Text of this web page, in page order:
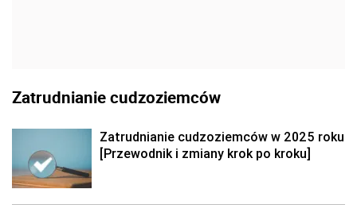
Zatrudnianie cudzoziemców
Zatrudnianie cudzoziemców w 2025 roku
[Przewodnik i zmiany krok po kroku]